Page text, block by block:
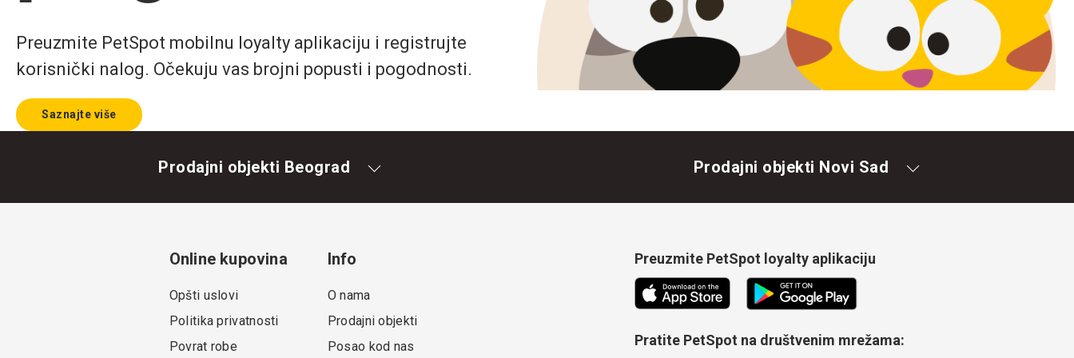
Preuzmite PetSpot mobilnu loyalty aplikaciju i registrujte
korisnički nalog. Očekuju vas brojni popusti i pogodnosti.
Saznajte više
Prodajni objekti Beograd Prodajni objekti Novi Sad
Online kupovina
Opšti uslovi
Politika privatnosti
Povrat robe
Info
O nama
Prodajni objekti
Posao kod nas
Preuzmite PetSpot loyalty aplikaciju
Pratite PetSpot na društvenim mrežama: